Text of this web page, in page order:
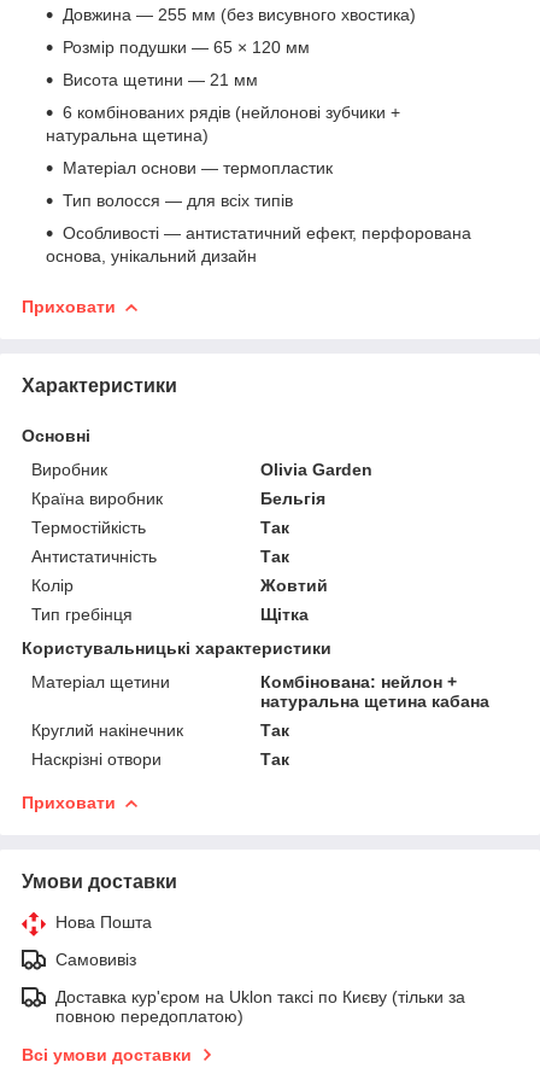
Довжина — 255 мм (без висувного хвостика)
Розмір подушки — 65 × 120 мм
Висота щетини — 21 мм
6 комбінованих рядів (нейлонові зубчики +
натуральна щетина)
Матеріал основи — термопластик
Тип волосся — для всіх типів
Особливості — антистатичний ефект, перфорована
основа, унікальний дизайн
Приховати
Характеристики
Основні
Виробник
Olivia Garden
Країна виробник
Бельгія
Термостійкість
Так
Антистатичність
Так
Колір
Жовтий
Тип гребінця
Щітка
Користувальницькі характеристики
Матеріал щетини
Комбінована: нейлон +
натуральна щетина кабана
Круглий накінечник
Так
Наскрізні отвори
Так
Приховати
Умови доставки
Нова Пошта
Самовивіз
Доставка кур'єром на Uklon таксі по Києву (тільки за
повною передоплатою)
Всі умови доставки